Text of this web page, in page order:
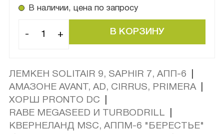
В наличии, цена по запросу
- +
ЛЕМКЕН SOLITAIR 9, SAPHIR 7, АПП-6
АМАЗОНЕ AVANT, AD, CIRRUS, PRIMERA
ХОРШ PRONTO DC
RABE MEGASEED И TURBODRILL
КВЕРНЕЛАНД MSC, АППМ-6 "БЕРЕСТЬЕ"